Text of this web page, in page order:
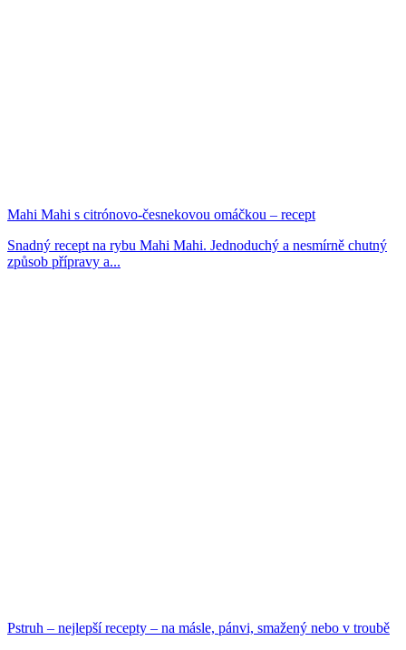
Mahi Mahi s citrónovo-česnekovou omáčkou – recept
Snadný recept na rybu Mahi Mahi. Jednoduchý a nesmírně chutný
způsob přípravy a...
Pstruh – nejlepší recepty – na másle, pánvi, smažený nebo v troubě